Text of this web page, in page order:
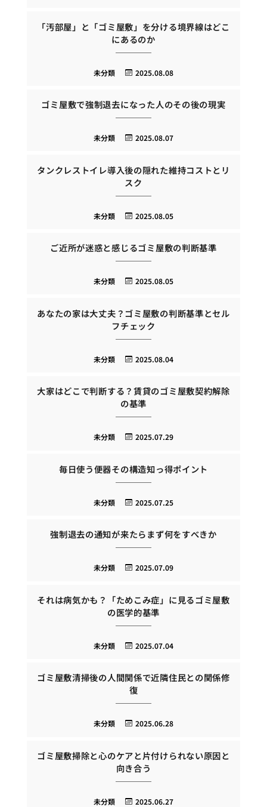
「汚部屋」と「ゴミ屋敷」を分ける境界線はどこ
にあるのか
2025.08.08
未分類
ゴミ屋敷で強制退去になった人のその後の現実
2025.08.07
未分類
タンクレストイレ導入後の隠れた維持コストとリ
スク
2025.08.05
未分類
ご近所が迷惑と感じるゴミ屋敷の判断基準
2025.08.05
未分類
あなたの家は大丈夫？ゴミ屋敷の判断基準とセル
フチェック
2025.08.04
未分類
大家はどこで判断する？賃貸のゴミ屋敷契約解除
の基準
2025.07.29
未分類
毎日使う便器その構造知っ得ポイント
2025.07.25
未分類
強制退去の通知が来たらまず何をすべきか
2025.07.09
未分類
それは病気かも？「ためこみ症」に見るゴミ屋敷
の医学的基準
2025.07.04
未分類
ゴミ屋敷清掃後の人間関係で近隣住民との関係修
復
2025.06.28
未分類
ゴミ屋敷掃除と心のケアと片付けられない原因と
向き合う
2025.06.27
未分類